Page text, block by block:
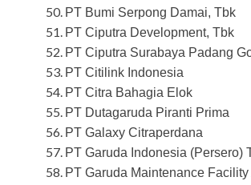
PT Bumi Serpong Damai, Tbk
PT Ciputra Development, Tbk
PT Ciputra Surabaya Padang
PT Citilink Indonesia
PT Citra Bahagia Elok
PT Dutagaruda Piranti Prima
PT Galaxy Citraperdana
PT Garuda Indonesia (Persero)
PT Garuda Maintenance Facility